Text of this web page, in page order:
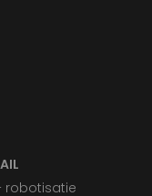
robotisatie